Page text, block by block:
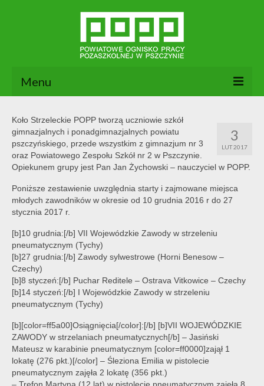
Menu
O nas
Dokumenty POPP
Zajęcia
Kontakt
BIP
3
LUT 2017
Koło Strzeleckie POPP tworzą uczniowie szkół
gimnazjalnych i ponadgimnazjalnych powiatu
pszczyńskiego, przede wszystkim z gimnazjum nr 3
oraz Powiatowego Zespołu Szkół nr 2 w Pszczynie.
Opiekunem grupy jest Pan Jan Żychowski – nauczyciel w POPP.
Poniższe zestawienie uwzględnia starty i zajmowane miejsca
młodych zawodników w okresie od 10 grudnia 2016 r do 27
stycznia 2017 r.
[b]10 grudnia:[/b] VII Wojewódzkie Zawody w strzeleniu
pneumatycznym (Tychy)
[b]27 grudnia:[/b] Zawody sylwestrowe (Horni Benesow –
Czechy)
[b]8 styczeń:[/b] Puchar Reditele – Ostrava Vitkowice – Czechy
[b]14 styczeń:[/b] I Wojewódzkie Zawody w strzeleniu
pneumatycznym (Tychy)
[b][color=ff5a00]Osiągnięcia[/color]:[/b] [b]VII WOJEWÓDZKIE
ZAWODY w strzelaniach pneumatycznych[/b] – Jasiński
Mateusz w karabinie pneumatycznym [color=ff0000]zajął 1
lokatę (276 pkt.)[/color] – Śleziona Emilia w pistolecie
pneumatycznym zajęła 2 lokatę (356 pkt.)